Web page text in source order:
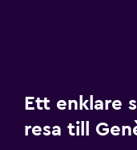
Ett enklare
resa till